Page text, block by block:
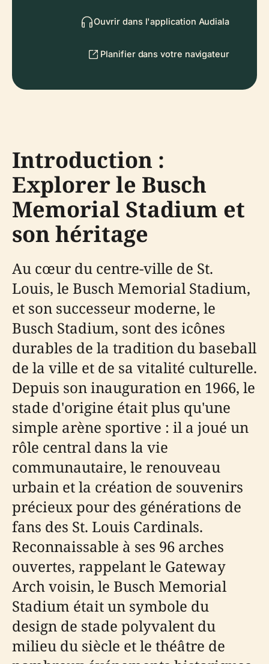
Ouvrir dans l'application Audiala
Planifier dans votre navigateur
Introduction :
Explorer le Busch
Memorial Stadium et
son héritage
Au cœur du centre-ville de St.
Louis, le Busch Memorial Stadium,
et son successeur moderne, le
Busch Stadium, sont des icônes
durables de la tradition du baseball
de la ville et de sa vitalité culturelle.
Depuis son inauguration en 1966, le
stade d'origine était plus qu'une
simple arène sportive : il a joué un
rôle central dans la vie
communautaire, le renouveau
urbain et la création de souvenirs
précieux pour des générations de
fans des St. Louis Cardinals.
Reconnaissable à ses 96 arches
ouvertes, rappelant le Gateway
Arch voisin, le Busch Memorial
Stadium était un symbole du
design de stade polyvalent du
milieu du siècle et le théâtre de